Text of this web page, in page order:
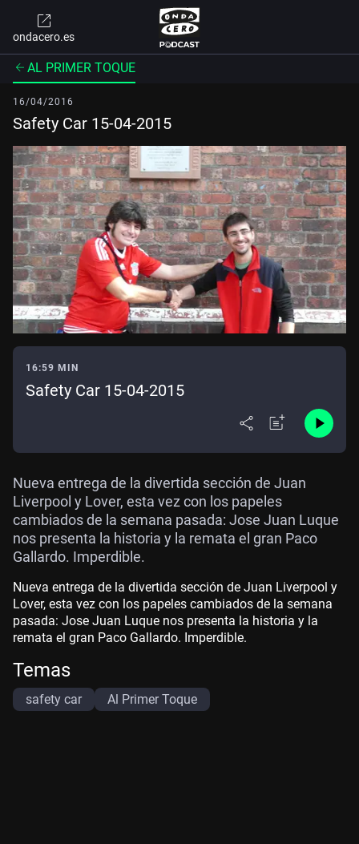
ondacero.es
AL PRIMER TOQUE
16/04/2016
Safety Car 15-04-2015
16:59 MIN
Safety Car 15-04-2015
Nueva entrega de la divertida sección de Juan
Liverpool y Lover, esta vez con los papeles
cambiados de la semana pasada: Jose Juan Luque
nos presenta la historia y la remata el gran Paco
Gallardo. Imperdible.
Nueva entrega de la divertida sección de Juan Liverpool y
Lover, esta vez con los papeles cambiados de la semana
pasada: Jose Juan Luque nos presenta la historia y la
remata el gran Paco Gallardo. Imperdible.
Temas
safety car Al Primer Toque